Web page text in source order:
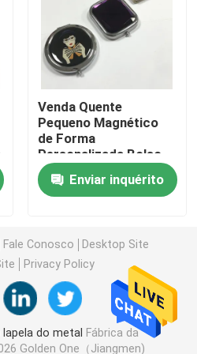
metal
do metal
pano
Venda Quente
Pequeno Magnético
de Forma
Personalizada Bolso
Portátil dobrável
Mulheres de
Maquiagem Espelho
Presente
Enviar inquérito
Fale Conosco
Desktop Site
Privacy Policy
lapela do metal
Fábrica da
Golden One（Jiangmen)